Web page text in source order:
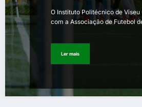
O Instituto Politécnico de Viseu
com a Associação de Futebol
Ler mais